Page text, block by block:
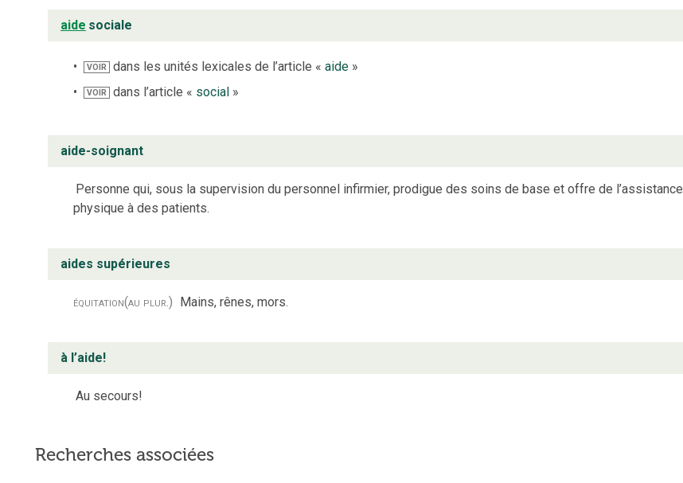
aide sociale
VOIR dans les unités lexicales de l’article «aide »
VOIR dans l’article « social »
aide-soignant
Personne qui, sous la supervision du personnel infirmier, prodigue des soins de base et offre de l’assistance
physique à des patients.
aides supérieures
équitation(au plur.) Mains, rênes, mors.
à l’aide!
Au secours!
Recherches associées